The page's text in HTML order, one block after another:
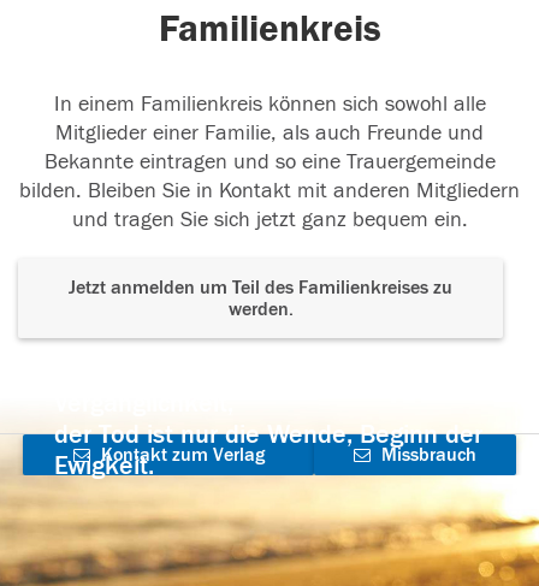
Familienkreis
In einem Familienkreis können sich sowohl alle
Mitglieder einer Familie, als auch Freunde und
Bekannte eintragen und so eine Trauergemeinde
bilden. Bleiben Sie in Kontakt mit anderen Mitgliedern
und tragen Sie sich jetzt ganz bequem ein.
Jetzt anmelden um Teil des Familienkreises zu
werden.
der Tod ist nur die Wende, Beginn der
Ewigkeit.
Kontakt zum Verlag
aufnehmen
Missbrauch